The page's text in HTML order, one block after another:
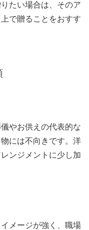
たい場合は、そのア
で贈ることをおすす
やお供えの代表的な
には不向きです。洋
ンジメントに少し加
メージが強く、職場